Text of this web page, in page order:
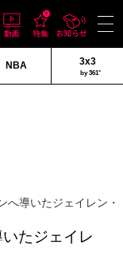
NBA 3x3
by 361°
へ導いたジェイレン
たジェイレ